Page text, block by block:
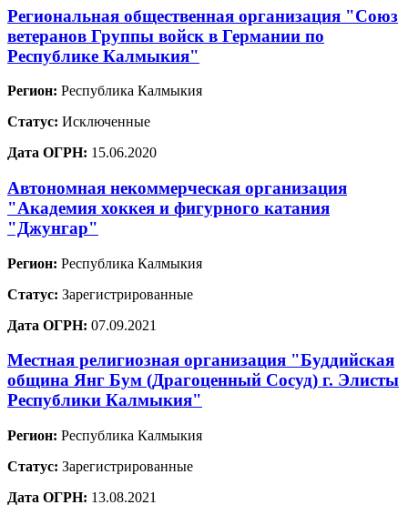
Региональная общественная организация "Союз
ветеранов Группы войск в Германии по
Республике Калмыкия"
Регион: Республика Калмыкия
Статус: Исключенные
Дата ОГРН: 15.06.2020
Автономная некоммерческая организация
"Академия хоккея и фигурного катания
"Джунгар"
Регион: Республика Калмыкия
Статус: Зарегистрированные
Дата ОГРН: 07.09.2021
Местная религиозная организация "Буддийская
община Янг Бум (Драгоценный Сосуд) г. Элисты
Республики Калмыкия"
Регион: Республика Калмыкия
Статус: Зарегистрированные
Дата ОГРН: 13.08.2021